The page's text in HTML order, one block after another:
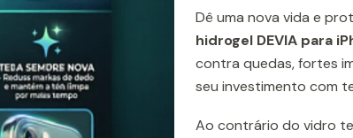
Dê uma nova vida e
hidrogel DEVIA para
contra quedas, fortes
seu investimento com
Ao contrário do vidro